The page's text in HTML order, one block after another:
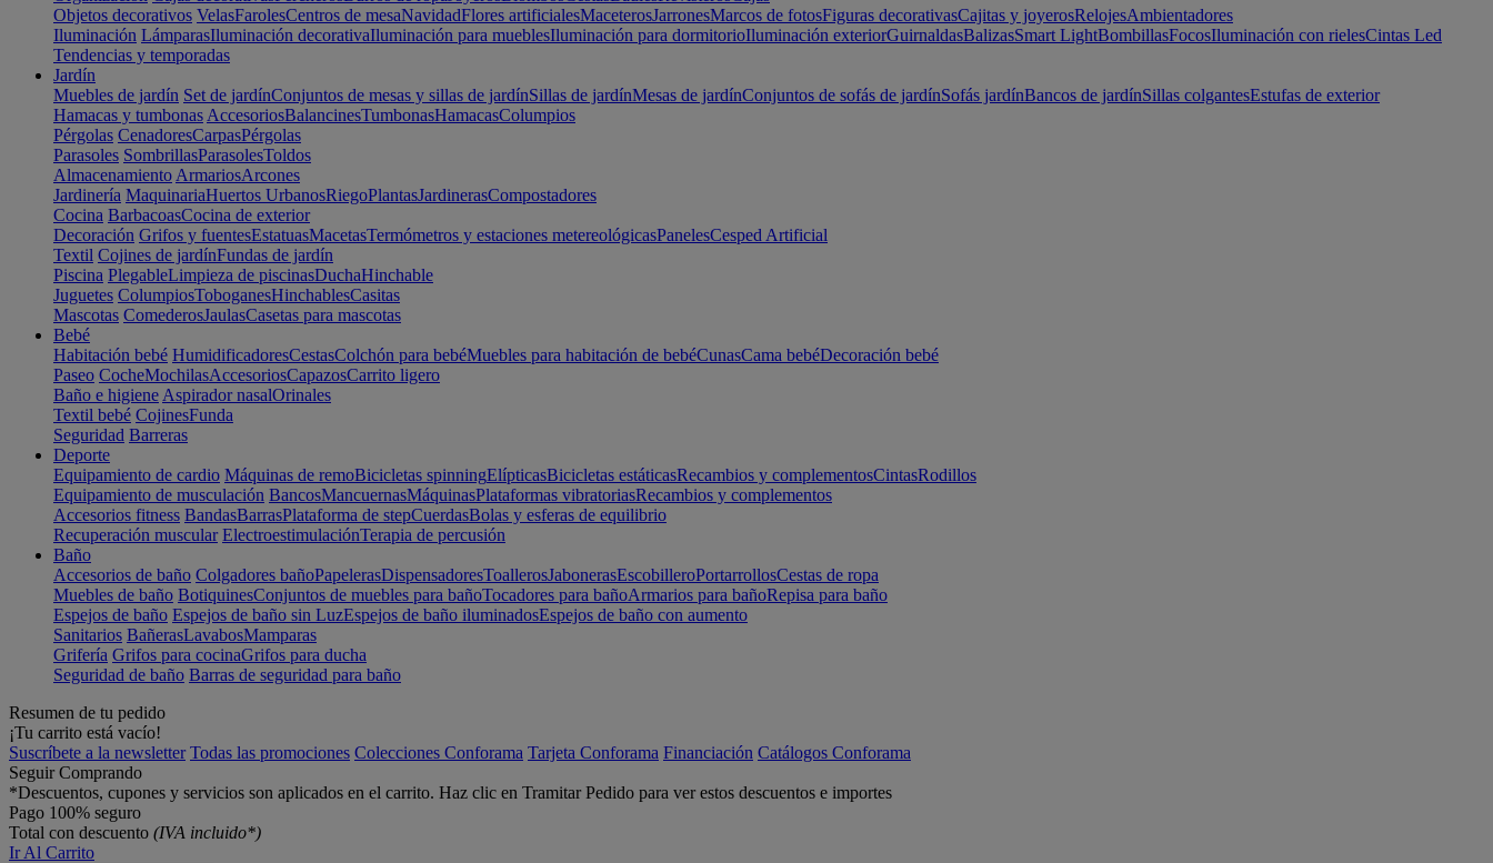
Objetos decorativos VelasFarolesCentros de mesaNavidadFlores artificialesMaceterosJarronesMarcos de fotosFiguras decorativasCajitas y joyerosRelojesAmbientadores
Iluminación LámparasIluminación decorativaIluminación para mueblesIluminación para dormitorioIluminación exteriorGuirnaldasBalizasSmart LightBombillasFocosIluminación con rielesCintas Led
Tendencias y temporadas
Jardín
Muebles de jardín Set de jardínConjuntos de mesas y sillas de jardínSillas de jardínMesas de jardínConjuntos de sofás de jardínSofás jardínBancos de jardínSillas colgantesEstufas de exterior
Hamacas y tumbonas AccesoriosBalancinesTumbonasHamacasColumpios
Pérgolas CenadoresCarpasPérgolas
Parasoles SombrillasParasolesToldos
Almacenamiento ArmariosArcones
Jardinería MaquinariaHuertos UrbanosRiegoPlantasJardinerasCompostadores
Cocina BarbacoasCocina de exterior
Decoración Grifos y fuentesEstatuasMacetasTermómetros y estaciones metereológicasPanelesCesped Artificial
Textil Cojines de jardínFundas de jardín
Piscina PlegableLimpieza de piscinasDuchaHinchable
Juguetes ColumpiosToboganesHinchablesCasitas
Mascotas ComederosJaulasCasetas para mascotas
Bebé
Habitación bebé HumidificadoresCestasColchón para bebéMuebles para habitación de bebéCunasCama bebéDecoración bebé
Paseo CocheMochilasAccesoriosCapazosCarrito ligero
Baño e higiene Aspirador nasalOrinales
Textil bebé CojinesFunda
Seguridad Barreras
Deporte
Equipamiento de cardio Máquinas de remoBicicletas spinningElípticasBicicletas estáticasRecambios y complementosCintasRodillos
Equipamiento de musculación BancosMancuernasMáquinasPlataformas vibratoriasRecambios y complementos
Accesorios fitness BandasBarrasPlataforma de stepCuerdasBolas y esferas de equilibrio
Recuperación muscular ElectroestimulaciónTerapia de percusión
Baño
Accesorios de baño Colgadores bañoPapelerasDispensadoresToallerosJabonerasEscobilleroPortarrollosCestas de ropa
Muebles de baño BotiquinesConjuntos de muebles para bañoTocadores para bañoArmarios para bañoRepisa para baño
Espejos de baño Espejos de baño sin LuzEspejos de baño iluminadosEspejos de baño con aumento
Sanitarios BañerasLavabosMamparas
Grifería Grifos para cocinaGrifos para ducha
Seguridad de baño Barras de seguridad para baño
Resumen de tu pedido
¡Tu carrito está vacío!
Suscríbete a la newsletter Todas las promociones Colecciones Conforama Tarjeta Conforama Financiación Catálogos Conforama
Seguir Comprando
*Descuentos, cupones y servicios son aplicados en el carrito. Haz clic en Tramitar Pedido para ver estos descuentos e importes
Pago 100% seguro
Total con descuento (IVA incluido*)
Ir Al Carrito